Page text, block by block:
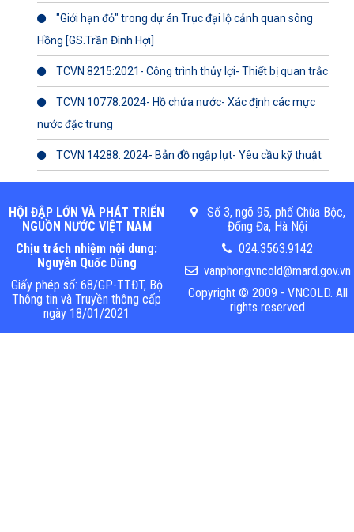
"Giới hạn đỏ" trong dự án Trục đại lộ cảnh quan sông
Hồng [GS.Trần Đình Hợi]
TCVN 8215:2021- Công trình thủy lợi- Thiết bị quan trắc
TCVN 10778:2024- Hồ chứa nước- Xác định các mực
nước đặc trưng
TCVN 14288: 2024- Bản đồ ngập lụt- Yêu cầu kỹ thuật
HỘI ĐẬP LỚN VÀ PHÁT TRIỂN
NGUỒN NƯỚC VIỆT NAM
Chịu trách nhiệm nội dung:
Nguyễn Quốc Dũng
Giấy phép số: 68/GP-TTĐT, Bộ
Thông tin và Truyền thông cấp
ngày 18/01/2021
Số 3, ngõ 95, phố Chùa Bộc,
Đống Đa, Hà Nội
024.3563.9142
vanphongvncold@mard.gov.vn
Copyright © 2009 - VNCOLD. All
rights reserved